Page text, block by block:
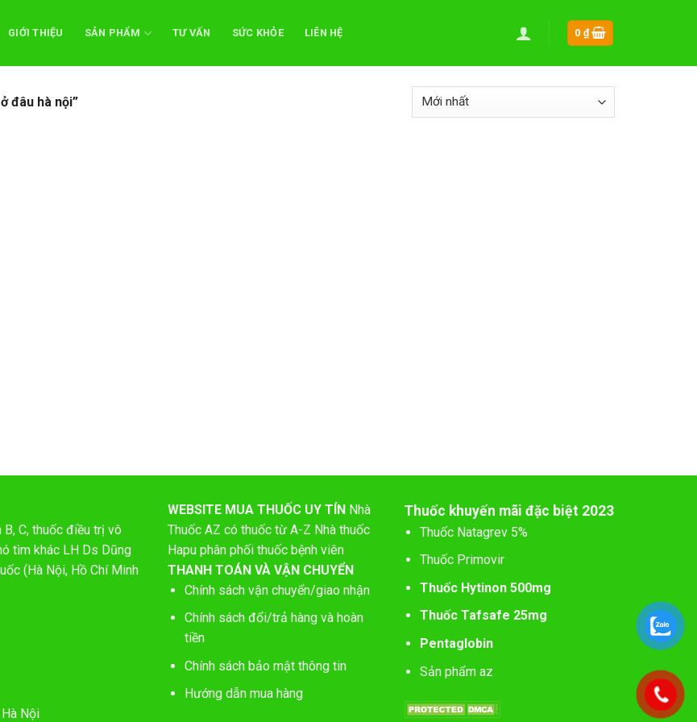
GIỚI THIỆU SẢN PHẨM TƯ VẤN SỨC KHỎE LIÊN HỆ 0 ₫
đâu hà nội”
C, thuốc điều trị vô
tìm khác LH Ds Dũng
(Hà Nội, Hồ Chí Minh
Nội
WEBSITE MUA THUỐC UY TÍN Nhà
Thuốc AZ có thuốc từ A-Z Nhà thuốc
Hapu phân phối thuốc bệnh viên
THANH TOÁN VÀ VẬN CHUYỂN
Chính sách vận chuyển/giao nhận
Chính sách đổi/trả hàng và hoàn
tiền
Chính sách bảo mật thông tin
Hướng dẫn mua hàng
Thuốc khuyến mãi đặc biệt 2023
Thuốc Natagrev 5%
Thuốc Primovir
Thuốc Hytinon 500mg
Thuốc Tafsafe 25mg
Pentaglobin
Sản phẩm az